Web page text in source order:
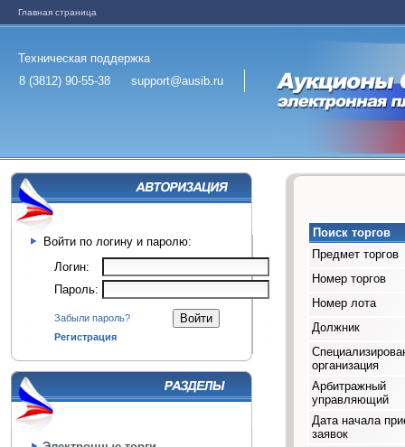
Главная страница
Техническая поддержка
8 (3812) 90-55-38
support@ausib.ru
Войти по логину и паролю:
Логин:
Пароль:
Забыли пароль?
Регистрация
Поиск торгов
Предмет торгов
Номер торгов
Номер лота
Должник
организация
Арбитражный
управляющий
Дата начала
заявок